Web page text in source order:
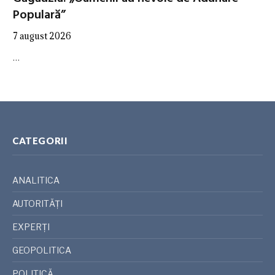
Populară”
7 august 2026
…
CATEGORII
ANALITICA
AUTORITĂȚI
EXPERȚI
GEOPOLITICA